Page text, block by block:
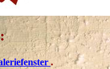
.